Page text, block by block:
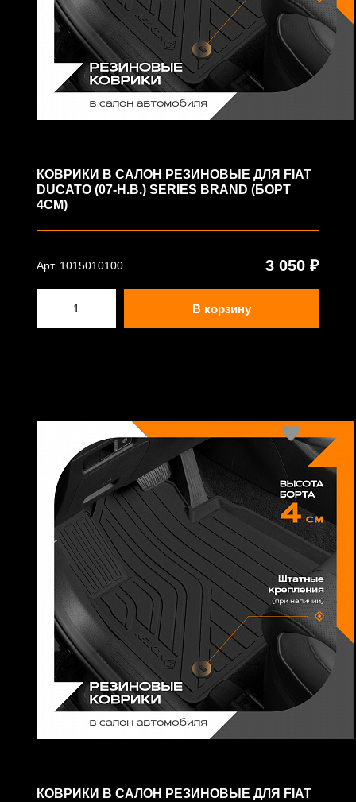
КОВРИКИ В САЛОН РЕЗИНОВЫЕ ДЛЯ FIAT
DUCATO (07-Н.В.) SERIES BRAND (БОРТ
4СМ)
Арт. 1015010100 3 050 ₽
В корзину
КОВРИКИ В САЛОН РЕЗИНОВЫЕ ДЛЯ FIAT